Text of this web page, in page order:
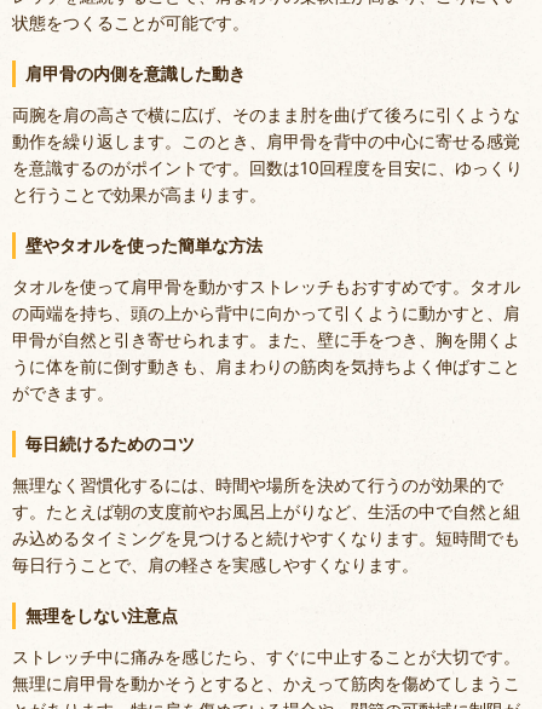
状態をつくることが可能です。
肩甲骨の内側を意識した動き
両腕を肩の高さで横に広げ、そのまま肘を曲げて後ろに引くような
動作を繰り返します。このとき、肩甲骨を背中の中心に寄せる感覚
を意識するのがポイントです。回数は10回程度を目安に、ゆっくり
と行うことで効果が高まります。
壁やタオルを使った簡単な方法
タオルを使って肩甲骨を動かすストレッチもおすすめです。タオル
の両端を持ち、頭の上から背中に向かって引くように動かすと、肩
甲骨が自然と引き寄せられます。また、壁に手をつき、胸を開くよ
うに体を前に倒す動きも、肩まわりの筋肉を気持ちよく伸ばすこと
ができます。
毎日続けるためのコツ
無理なく習慣化するには、時間や場所を決めて行うのが効果的で
す。たとえば朝の支度前やお風呂上がりなど、生活の中で自然と組
み込めるタイミングを見つけると続けやすくなります。短時間でも
毎日行うことで、肩の軽さを実感しやすくなります。
無理をしない注意点
ストレッチ中に痛みを感じたら、すぐに中止することが大切です。
無理に肩甲骨を動かそうとすると、かえって筋肉を傷めてしまうこ